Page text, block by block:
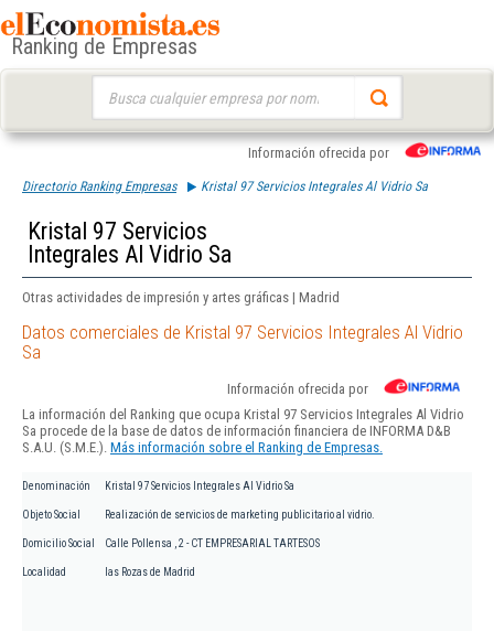
Ranking de Empresas
Información ofrecida por
Directorio Ranking Empresas Kristal 97 Servicios Integrales Al Vidrio Sa
Kristal 97 Servicios
Integrales Al Vidrio Sa
Otras actividades de impresión y artes gráficas | Madrid
Datos comerciales de Kristal 97 Servicios Integrales Al Vidrio
Sa
Información ofrecida por
La información del Ranking que ocupa Kristal 97 Servicios Integrales Al Vidrio
Sa procede de la base de datos de información financiera de INFORMA D&B
S.A.U. (S.M.E.). Más información sobre el Ranking de Empresas.
Denominación Kristal 97 Servicios Integrales Al Vidrio Sa
Objeto Social Realización de servicios de marketing publicitario al vidrio.
Domicilio Social Calle Pollensa , 2 - CT EMPRESARIAL TARTESOS
Localidad las Rozas de Madrid